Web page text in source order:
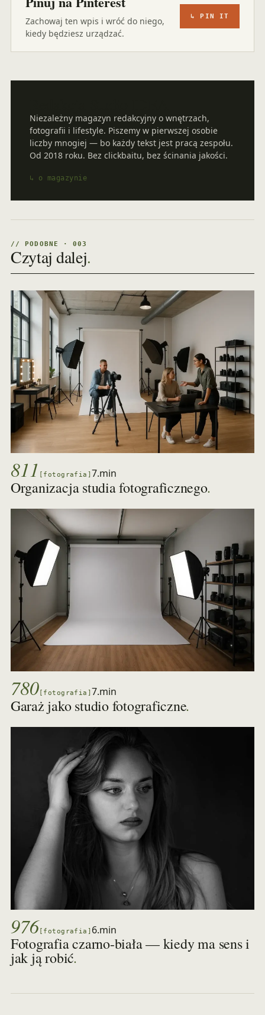
Zachowaj ten wpis i wróć do niego,
kiedy będziesz urządzać.
↳ PIN IT
Niezależny magazyn redakcyjny o wnętrzach,
fotografii i lifestyle. Piszemy w pierwszej osobie
liczby mnogiej — bo każdy tekst jest pracą zespołu.
Od 2018 roku. Bez clickbaitu, bez ścinania jakości.
↳ o magazynie
// PODOBNE · 003
Czytaj dalej.
811 [fotografia] 7.min
Organizacja studia fotograficznego.
780 [fotografia] 7.min
Garaż jako studio fotograficzne.
976 [fotografia] 6.min
Fotografia czarno-biała — kiedy ma sens i
jak ją robić.